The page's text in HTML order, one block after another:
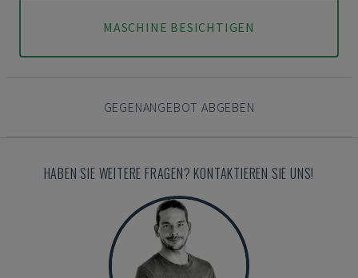
MASCHINE BESICHTIGEN
GEGENANGEBOT ABGEBEN
HABEN SIE WEITERE FRAGEN? KONTAKTIEREN SIE UNS!